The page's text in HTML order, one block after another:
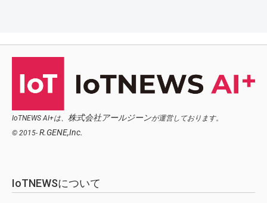
IoTNEWS AI+は、 株式会社アールジーンが運営しております。
© 2015- R.GENE,Inc.
IoTNEWSについて